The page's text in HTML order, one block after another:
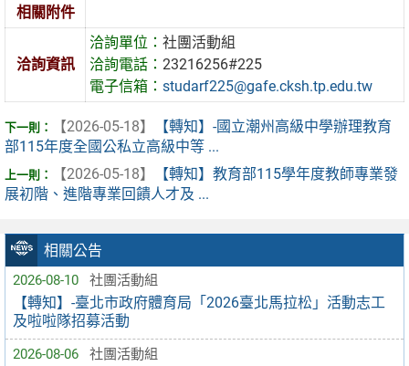
相關公告
2026-08-10 社團活動組
【轉知】-臺北市政府體育局「2026臺北馬拉松」活動志工
及啦啦隊招募活動
2026-08-06 社團活動組
相關附件
洽詢資訊
洽詢單位：社團活動組
洽詢電話：23216256#225
電子信箱：studarf225@gafe.cksh.tp.edu.tw
【2026-05-18】
【轉知】-國立潮州高級中學辦理教育
部115年度全國公私立高級中等 ...
【2026-05-18】
【轉知】教育部115學年度教師專業發
展初階、進階專業回饋人才及 ...